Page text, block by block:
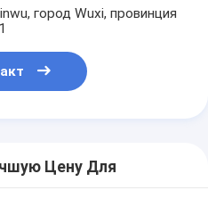
город Wuxi, провинция
Цену Для